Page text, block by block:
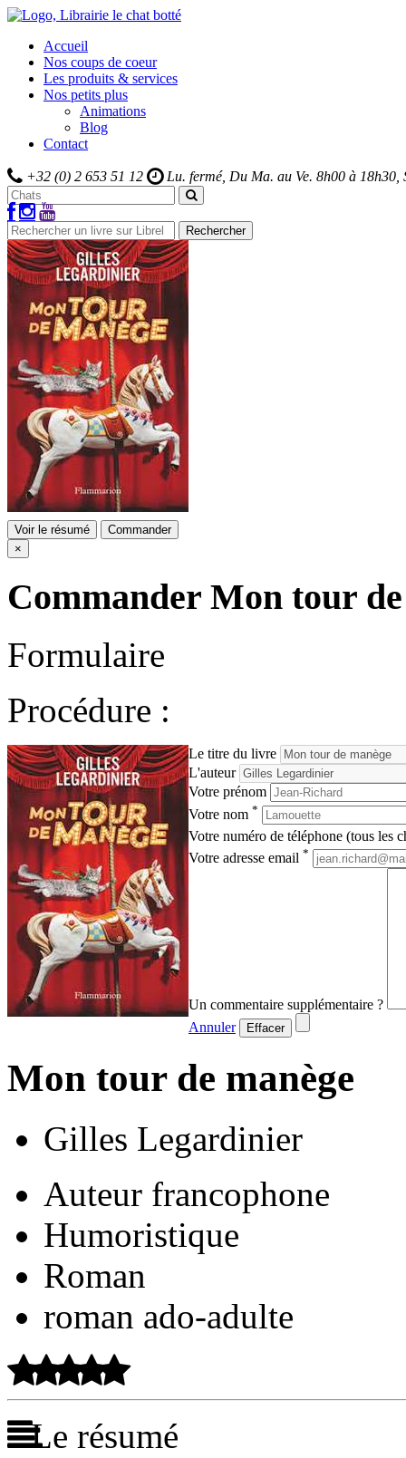
Accueil
Nos coups de coeur
Les produits & services
Nos petits plus
Animations
Blog
Contact
+32 (0) 2 653 51 12 Lu. fermé, Du Ma. au Ve. 8h00 à 18h30,
Rechercher
Voir le résumé
Commander
×
Commander Mon tour de
Formulaire
Procédure :
Le titre du livre
L'auteur
Votre prénom
Votre nom *
Votre numéro de téléphone (tous les
Votre adresse email *
Un commentaire supplémentaire ?
Annuler
Effacer
Mon tour de manège
Gilles Legardinier
Auteur francophone
Humoristique
Roman
roman ado-adulte
Le résumé